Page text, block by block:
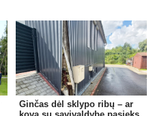
Ginčas dėl sklypo ribų – ar